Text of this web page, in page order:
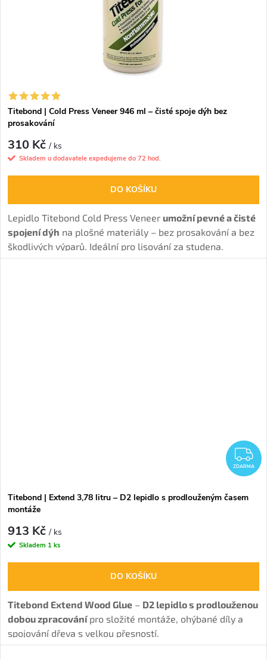
Titebond | Cold Press Veneer 946 ml – čisté spoje dýh bez
prosakování
310 Kč/ ks
Skladem u dodavatele expedujeme do 72 hod.
DO KOŠÍKU
Lepidlo Titebond Cold Press Veneer umožní pevné a čisté
spojení dýh na plošné materiály – bez prosakování a bez
škodlivých výparů. Ideální pro lisování za studena.
ZDARMA
Titebond | Extend 3,78 litru – D2 lepidlo s prodlouženým časem
montáže
913 Kč/ ks
Skladem 1 ks
DO KOŠÍKU
Titebond Extend Wood Glue – D2 lepidlo s prodlouženou
dobou zpracovánípro složité montáže, ohýbané díly a
spojování dřeva s velkou přesností.